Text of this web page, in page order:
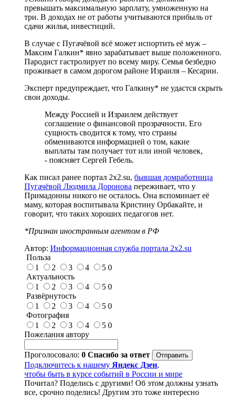
превышать максимальную зарплату, умноженную на
три. В доходах не от работы учитываются прибыль от
сдачи жилья, инвестиций.
В случае с Пугачёвой всё может испортить её муж –
Максим Галкин* явно зарабатывает выше положенного.
Пародист гастролирует по всему миру. Семья безбедно
проживает в самом дорогом районе Израиля – Кесарии.
Эксперт предупреждает, что Галкину* не удастся скрыть
свои доходы.
Между Россией и Израилем действует
соглашение о финансовой прозрачности. Его
сущность сводится к тому, что страны
обмениваются информацией о том, какие
выплаты там получает тот или иной человек,
- поясняет Сергей Гебель.
Как писал ранее портал 2х2.su, бывшая домработница
Пугачёвой Людмила Доронова переживает, что у
Примадонны никого не осталось. Она вспоминает её
маму, которая воспитывала Кристину Орбакайте, и
говорит, что таких хороших педагогов нет.
*Признан иностранным агентом в РФ
Автор: Информационная служба портала 2x2.su
Польза
1
2 3 4 5 0
Актуальность
1
2 3 4 5 0
Развёрнутость
1
2 3 4 5 0
Фотография
1
2 3 4 5 0
Пожелания автору
Проголосовало: 0 Спасибо за ответ
Подключитесь к нашему Яндекс Дзен,
чтобы быть в курсе событий в России и мире
Почитал? Поделись с другими! Об этом должны узнать
все, срочно поделись! Другим это тоже интересно